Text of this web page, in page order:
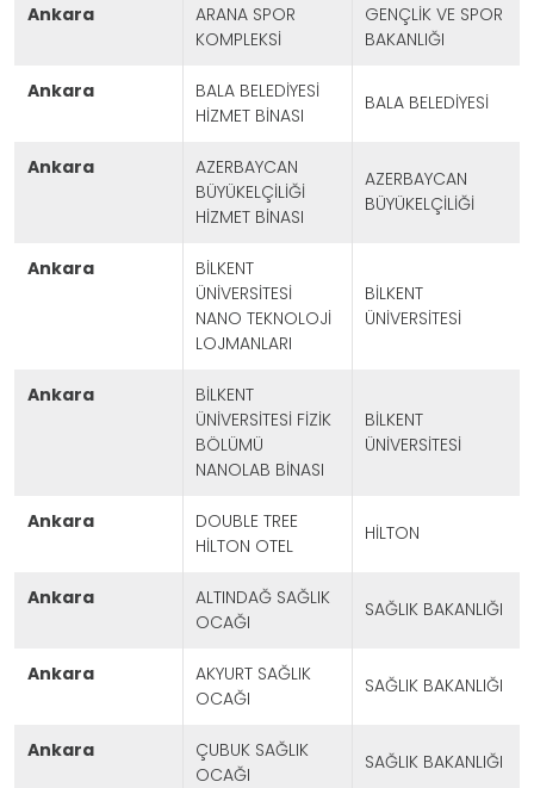
ankara
ARANA SPOR
KOMPLEKSİ
GENÇLİK VE SPOR
BAKANLIĞI
ankara
BALA BELEDİYESİ
HİZMET BİNASI
BALA BELEDİYESİ
ankara
AZERBAYCAN
BÜYÜKELÇİLİĞİ
HİZMET BİNASI
AZERBAYCAN
BÜYÜKELÇİLİĞİ
ankara
BİLKENT
ÜNİVERSİTESİ
NANO TEKNOLOJİ
LOJMANLARI
BİLKENT
ÜNİVERSİTESİ
ankara
BİLKENT
ÜNİVERSİTESİ FİZİK
BÖLÜMÜ
NANOLAB BİNASI
BİLKENT
ÜNİVERSİTESİ
ankara
DOUBLE TREE
HİLTON OTEL
HİLTON
ankara
ALTINDAĞ SAĞLIK
OCAĞI
SAĞLIK BAKANLIĞI
ankara
AKYURT SAĞLIK
OCAĞI
SAĞLIK BAKANLIĞI
ankara
ÇUBUK SAĞLIK
OCAĞI
SAĞLIK BAKANLIĞI